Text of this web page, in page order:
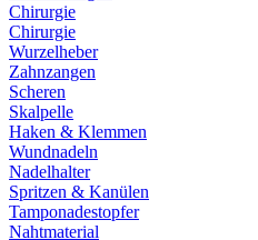
Chirurgie
Chirurgie
Wurzelheber
Zahnzangen
Scheren
Skalpelle
Haken & Klemmen
Wundnadeln
Nadelhalter
Spritzen & Kanülen
Tamponadestopfer
Nahtmaterial